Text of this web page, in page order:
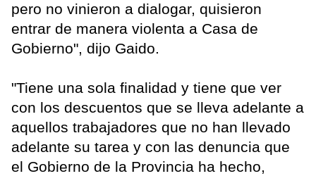
pero no vinieron a dialogar, quisieron
entrar de manera violenta a Casa de
Gobierno", dijo Gaido.
"Tiene una sola finalidad y tiene que ver
con los descuentos que se lleva adelante a
aquellos trabajadores que no han llevado
adelante su tarea y con las denuncia que
el Gobierno de la Provincia ha hecho,